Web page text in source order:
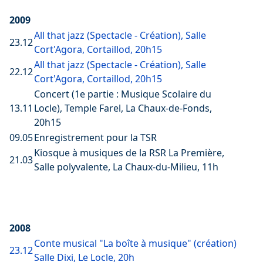
2009
23.12
All that jazz (Spectacle - Création), Salle
Cort'Agora, Cortaillod, 20h15
22.12
All that jazz (Spectacle - Création), Salle
Cort'Agora, Cortaillod, 20h15
13.11
Concert (1e partie : Musique Scolaire du
Locle), Temple Farel, La Chaux-de-Fonds,
20h15
09.05Enregistrement pour la TSR
21.03
Kiosque à musiques de la RSR La Première,
Salle polyvalente, La Chaux-du-Milieu, 11h
2008
23.12
Conte musical "La boîte à musique" (création)
Salle Dixi, Le Locle, 20h